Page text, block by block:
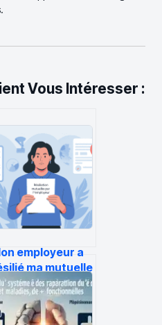
Vous Intéresser :
employeur a
ma mutuelle
me prévenir :
faire ?